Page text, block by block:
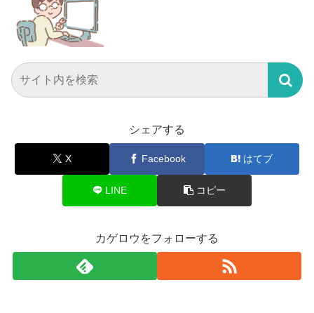
シェアする
X Facebook はてブ
LINE コピー
カゲロウをフォローする